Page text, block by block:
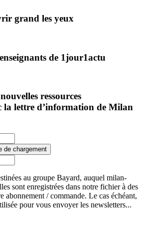
grand les yeux
de 1jour1actu
ressources
la lettre d’information de Milan
au groupe Bayard, auquel milan-
sont enregistrées dans notre fichier à des
abonnement / commande. Le cas échéant,
pour vous envoyer les newsletters...